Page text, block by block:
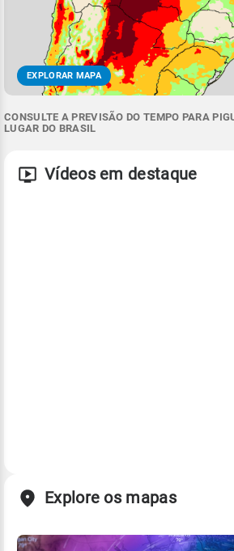
EXPLORAR MAPA
CONSULTE A PREVISÃO DO TEMPO PARA
LUGAR DO BRASIL
Vídeos em destaque
Explore os mapas